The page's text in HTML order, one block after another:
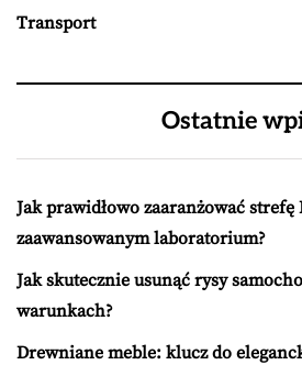
Transport
Ostatnie
Jak prawidłowo zaaranżować strefę
zaawansowanym laboratorium?
Jak skutecznie usunąć rysy
warunkach?
Drewniane meble: klucz do